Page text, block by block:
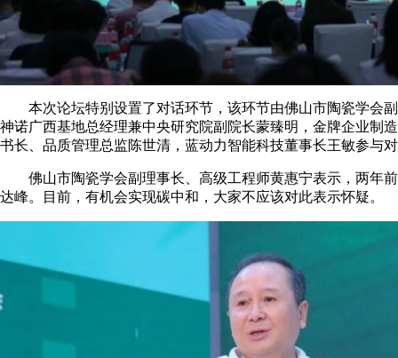
本次论坛特别设置了对话环节，该环节由佛山市陶瓷学会副
神诺广西基地总经理兼中央研究院副院长蒙臻明，金牌企业制
书长、品质管理总监陈世清，蓝动力智能科技董事长王敏参与
佛山市陶瓷学会副理事长、高级工程师黄惠宁表示，两年前
达峰。目前，有机会实现碳中和，大家不应该对此表示怀疑。